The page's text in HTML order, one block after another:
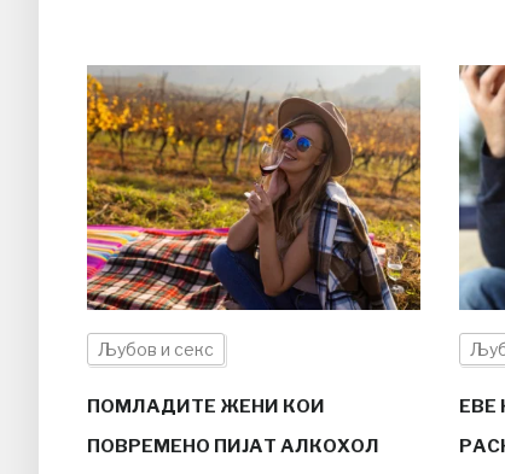
Љубов и секс
ПОМЛАДИТЕ ЖЕНИ КОИ
ПОВРЕМЕНО ПИЈАТ АЛКОХОЛ
ЕВЕ